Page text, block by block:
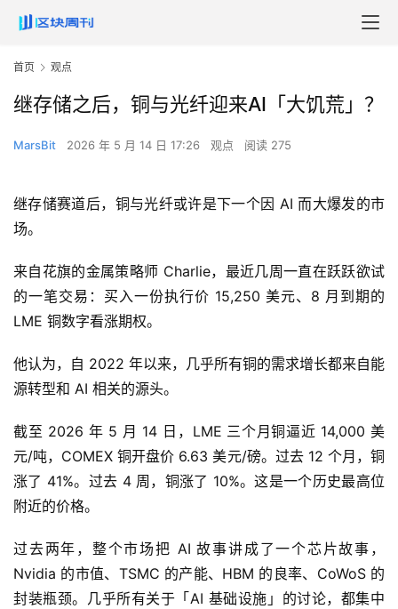
首页 观点
继存储之后，铜与光纤迎来AI「大饥荒」？
MarsBit 2026 年 5 月 14 日 17:26 观点 阅读 275
继存储赛道后，铜与光纤或许是下一个因 AI 而大爆发的市
场。
来自花旗的金属策略师 Charlie，最近几周一直在跃跃欲试
的一笔交易：买入一份执行价 15,250 美元、8 月到期的
LME 铜数字看涨期权。
他认为，自 2022 年以来，几乎所有铜的需求增长都来自能
源转型和 AI 相关的源头。
截至 2026 年 5 月 14 日，LME 三个月铜逼近 14,000 美
元/吨，COMEX 铜开盘价 6.63 美元/磅。过去 12 个月，铜
涨了 41%。过去 4 周，铜涨了 10%。这是一个历史最高位
附近的价格。
过去两年，整个市场把 AI 故事讲成了一个芯片故事，
Nvidia 的市值、TSMC 的产能、HBM 的良率、CoWoS 的
封装瓶颈。几乎所有关于「AI 基础设施」的讨论，都集中